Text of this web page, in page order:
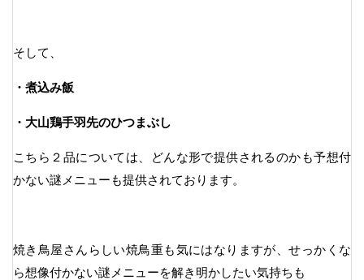
そして、
・煮込み飯
・大山鶏手羽先のひつまぶし
こちら２品については、どんな形で提供されるのかも予想付
かない謎メニューも提供されております。
焼き鳥屋さんらしい焼鳥重も気にはなりますが、せっかくな
ら想像付かない謎メニューを解き明かしたい気持ちも